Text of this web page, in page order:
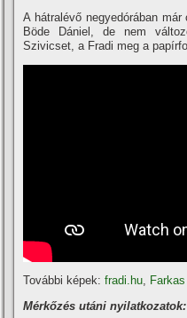
A hátralévő negyedórában
Böde Dániel, de nem
Szivicset, a Fradi meg a
További képek:fradi.hu,
Mérkőzés utáni nyilatkozatok: